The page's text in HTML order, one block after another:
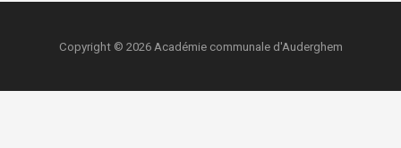
Copyright © 2026 Académie communale d'Auderghem